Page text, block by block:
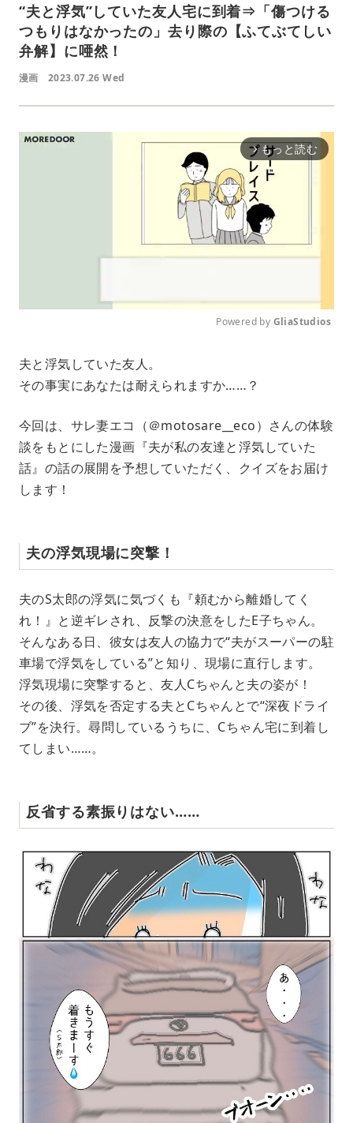
“夫と浮気”していた友人宅に到着⇒「傷つける
つもりはなかったの」去り際の【ふてぶてしい
弁解】に唖然！
漫画 2023.07.26 Wed
arrow_forward_ios もっと読む
Powered by GliaStudios
夫と浮気していた友人。
その事実にあなたは耐えられますか……？
今回は、サレ妻エコ（＠motosare__eco）さんの体験
談をもとにした漫画『夫が私の友達と浮気していた
話』の話の展開を予想していただく、クイズをお届け
します！
夫の浮気現場に突撃！
夫のS太郎の浮気に気づくも『頼むから離婚してく
れ！』と逆ギレされ、反撃の決意をしたE子ちゃん。
そんなある日、彼女は友人の協力で“夫がスーパーの駐
車場で浮気をしている”と知り、現場に直行します。
浮気現場に突撃すると、友人Cちゃんと夫の姿が！
その後、浮気を否定する夫とCちゃんとで“深夜ドライ
ブ”を決行。尋問しているうちに、Cちゃん宅に到着し
てしまい……。
反省する素振りはない……